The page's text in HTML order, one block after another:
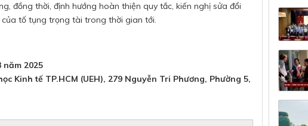
đồng thời, định hướng hoàn thiện quy tắc, kiến nghị sửa đổi
tố tụng trọng tài trong thời gian tới.
năm 2025
Kinh tế TP.HCM (UEH), 279 Nguyễn Tri Phương, Phường 5,